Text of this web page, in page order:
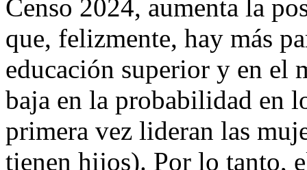
Censo 2024, aumenta la
que, felizmente, hay más
educación superior y en el
baja en la probabilidad en
primera vez lideran las
tienen hijos). Por lo tanto,